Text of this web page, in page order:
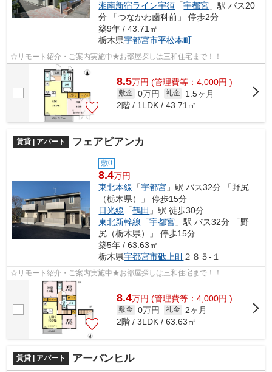
湘南新宿ライン宇須 「宇都宮 」駅 バス20
分 「つなかわ歯科前」 停歩2分
築9年 / 43.71㎡
栃木県宇都宮市平松本町
☆リモート紹介・ご案内実施中★お部屋探しは三和住宅まで！！
8.5万円 (管理費等：4,000円 )
敷金 0万円 礼金
1.5ヶ月
2階 / 1LDK / 43.71㎡
賃貸 | アパート フェアビアンカ
敷0
8.4万円
東北本線 「宇都宮 」駅 バス32分 「野尻
（栃木県）」 停歩15分
日光線 「鶴田 」駅 徒歩30分
東北新幹線 「宇都宮 」駅 バス32分 「野
尻（栃木県）」 停歩15分
築5年 / 63.63㎡
栃木県宇都宮市砥上町２８５-１
☆リモート紹介・ご案内実施中★お部屋探しは三和住宅まで！！
8.4万円 (管理費等：4,000円 )
敷金 0万円 礼金
2ヶ月
2階 / 3LDK / 63.63㎡
賃貸 | アパート アーバンヒル